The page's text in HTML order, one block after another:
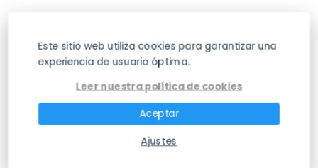
La Mejor Web de Información sobre Huesos
del Cuerpo Humano
Este sitio web utiliza cookies para garantizar una
experiencia de usuario óptima.
Leer nuestra política de cookies
Aceptar
Ajustes